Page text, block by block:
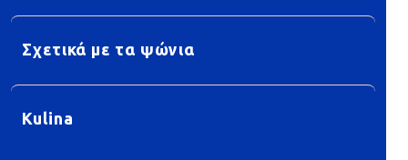
Σχετικά με τα ψώνια
Kulina